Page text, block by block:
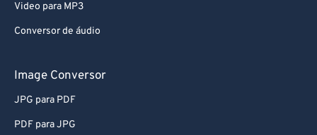
Video para MP3
Conversor de áudio
Image Conversor
JPG para PDF
PDF para JPG